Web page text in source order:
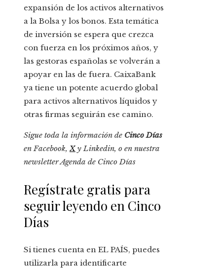
expansión de los activos alternativos
a la Bolsa y los bonos. Esta temática
de inversión se espera que crezca
con fuerza en los próximos años, y
las gestoras españolas se volverán a
apoyar en las de fuera. CaixaBank
ya tiene un potente acuerdo global
para activos alternativos líquidos y
otras firmas seguirán ese camino.
Sigue toda la información de Cinco Días
enFacebook,XyLinkedin, o en nuestra
newsletterAgenda de Cinco Días
Regístrate gratis para
seguir leyendo en Cinco
Días
Si tienes cuenta en EL PAÍS, puedes
utilizarla para identificarte